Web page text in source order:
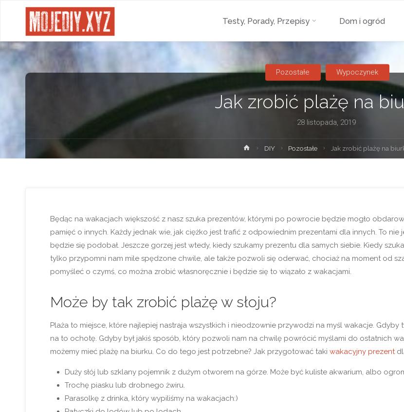
Testy, Porady, Przepisy Dom i ogród
Jak zrobić plażę na
28 listopada, 2019
Pozostałe Wypoczynek
Strona
główna
DIY Pozostałe Jak zrobić plażę na
Będąc na wakacjach większość z nasz szuka prezentów, którymi po powrocie będzie mogło
pamięć o innych. Każdy jednak wie, jak ciężko jest trafić z odpowiednim prezentami dla innych. To
będzie się podobał. Jeszcze gorzej jest wtedy, kiedy szukamy prezentu dla samych siebie. Kiedy
tylko przypomni nam mile spędzone chwile, ale także pozwoli się oderwać, chociaż na moment od
pomyśleć o czymś, co można zrobić własnoręcznie i będzie się to wiązało z wakacjami.
Może by tak zrobić plażę w słoju?
Plaża to miejsce, które najlepiej nastraja wszystkich i nieodzownie przywodzi na myśl wakacje. Gdyby
na to ochotę. Gdyby był jakiś sposób, który pozwoli nam na chwilę powrócić myślami do ostatnich
możemy mieć plażę na biurku. Co do tego jest potrzebne? Jak przygotować taki wakacyjny prezent
Duży słój lub szklany pojemnik z dużym otworem na górze. Może być kuliste akwarium, albo
Trochę piasku lub drobnego żwiru.
Parasolkę z drinka, który wypiliśmy na wakacjach:)